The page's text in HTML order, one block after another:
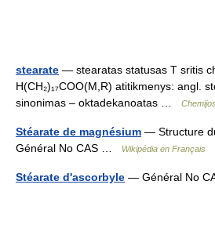
stearate — stearatas statusas T sritis
H(CH₂)₁₇COO(M,R) atitikmenys: angl.
sinonimas – oktadekanoatas …
Stéarate de magnésium — Structure
Général No CAS …
Wikipédia en Français
Stéarate d'ascorbyle — Général No